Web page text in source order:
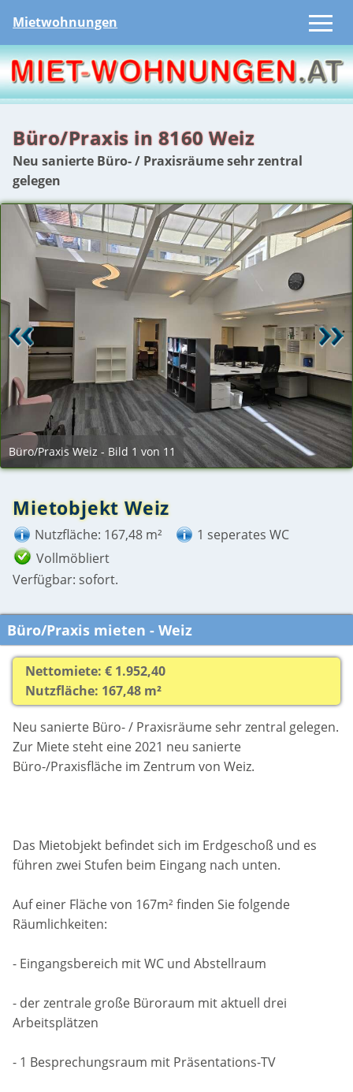
Mietwohnungen
Büro/Praxis in 8160 Weiz
Neu sanierte Büro- / Praxisräume sehr zentral
gelegen
Büro/Praxis Weiz - Bild 1 von 11
Mietobjekt Weiz
Nutzfläche: 167,48 m²
1 seperates WC
Vollmöbliert
Verfügbar: sofort.
Büro/Praxis mieten - Weiz
Nettomiete: € 1.952,40
Nutzfläche: 167,48 m²
Neu sanierte Büro- / Praxisräume sehr zentral gelegen.
Zur Miete steht eine 2021 neu sanierte
Büro-/Praxisfläche im Zentrum von Weiz.
Das Mietobjekt befindet sich im Erdgeschoß und es
führen zwei Stufen beim Eingang nach unten.
Auf einer Fläche von 167m² finden Sie folgende
Räumlichkeiten:
- Eingangsbereich mit WC und Abstellraum
- der zentrale große Büroraum mit aktuell drei
Arbeitsplätzen
- 1 Besprechungsraum mit Präsentations-TV